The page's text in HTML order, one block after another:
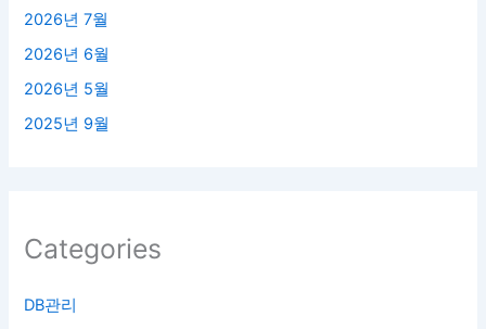
2026년 7월
2026년 6월
2026년 5월
2025년 9월
Categories
DB관리